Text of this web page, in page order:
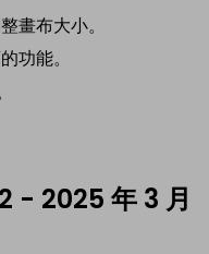
畫布大小。
功能。
- 2025 年 3 月